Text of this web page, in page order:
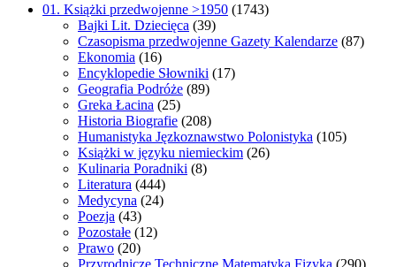
01. Książki przedwojenne >1950 (1743)
Bajki Lit. Dziecięca (39)
Czasopisma przedwojenne Gazety Kalendarze (87)
Ekonomia (16)
Encyklopedie Słowniki (17)
Geografia Podróże (89)
Greka Łacina (25)
Historia Biografie (208)
Humanistyka Jęzkoznawstwo Polonistyka (105)
Książki w języku niemieckim (26)
Kulinaria Poradniki (8)
Literatura (444)
Medycyna (24)
Poezja (43)
Pozostałe (12)
Prawo (20)
Przyrodnicze Techniczne Matematyka Fizyka (290)